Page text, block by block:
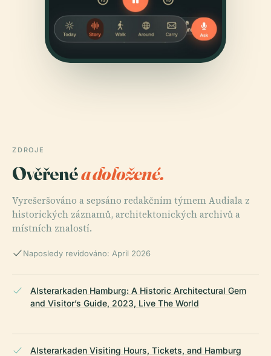
ZDROJE
Ověřenéa doložené.
Vyrešeršováno a sepsáno redakčním týmem Audiala z
historických záznamů, architektonických archivů a
místních znalostí.
Naposledy revidováno: April 2026
Alsterarkaden Hamburg: A Historic Architectural Gem
and Visitor’s Guide, 2023, Live The World
Alsterarkaden Visiting Hours, Tickets, and Hamburg